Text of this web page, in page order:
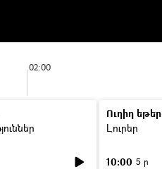
02:00
Ուղիղ եթեր
Լուրեր
10:00 5 ր